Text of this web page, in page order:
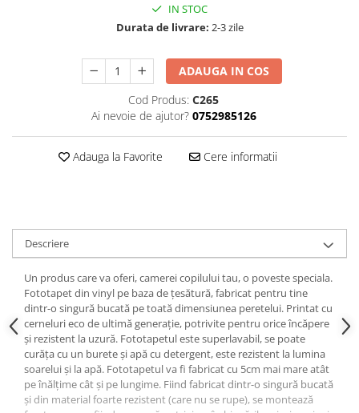
IN STOC
Durata de livrare: 2-3 zile
ADAUGA IN COS
Cod Produs: C265
Ai nevoie de ajutor? 0752985126
Adauga la Favorite Cere informatii
Descriere
Un produs care va oferi, camerei copilului tau, o poveste speciala.
Fototapet din vinyl pe baza de țesătură, fabricat pentru tine
dintr-o singură bucată pe toată dimensiunea peretelui. Printat cu
cerneluri eco de ultimă generație, potrivite pentru orice încăpere
și rezistent la uzură. Fototapetul este superlavabil, se poate
curăța cu un burete și apă cu detergent, este rezistent la lumina
soarelui și la apă. Fototapetul va fi fabricat cu 5cm mai mare atât
pe înălțime cât și pe lungime. Fiind fabricat dintr-o singură bucată
și din material foarte rezistent (care nu se rupe), se montează